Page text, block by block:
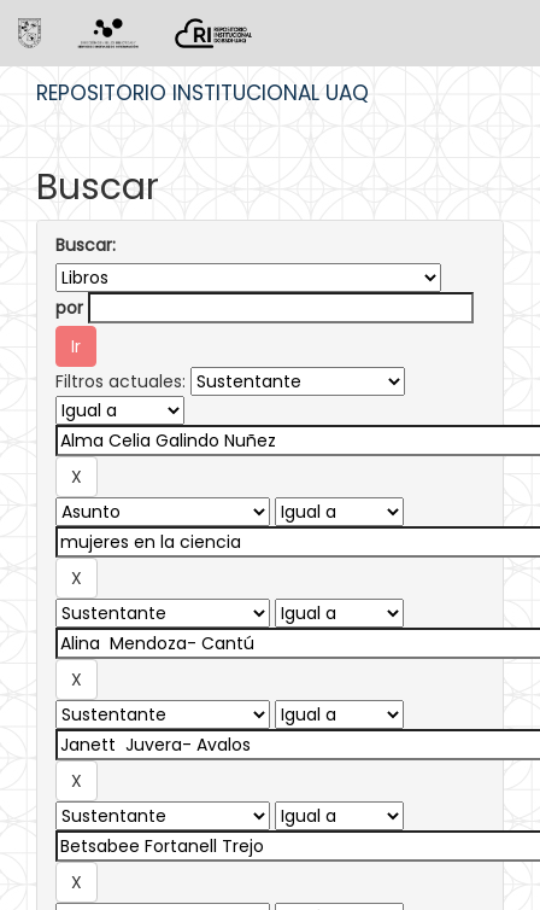
REPOSITORIO INSTITUCIONAL UAQ
Buscar
Buscar:
por
Filtros actuales: